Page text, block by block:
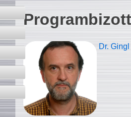
Dr.